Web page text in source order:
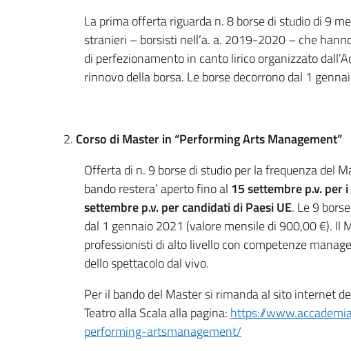
La prima offerta riguarda n. 8 borse di studio di 9
stranieri – borsisti nell’a. a. 2019-2020 – che
di perfezionamento in canto lirico organizzato
rinnovo della borsa. Le borse decorrono dal 1
2. Corso di Master in “Performing Arts Management”
Offerta di n. 9 borse di studio per la frequenza del
bando restera’ aperto fino al 15 settembre p.v. per
settembre p.v. per candidati di Paesi UE. Le 9
dal 1 gennaio 2021 (valore mensile di 900,00 €). Il
professionisti di alto livello con competenze
dello spettacolo dal vivo.
Per il bando del Master si rimanda al sito internet
Teatro alla Scala alla pagina: https://
performing-artsmanagement/